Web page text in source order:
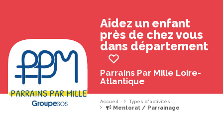
Aidez un enfant
près de chez vous
dans département
Parrains Par Mille Loire-
Atlantique
Accueil Types d'activités
Mentorat / Parrainage